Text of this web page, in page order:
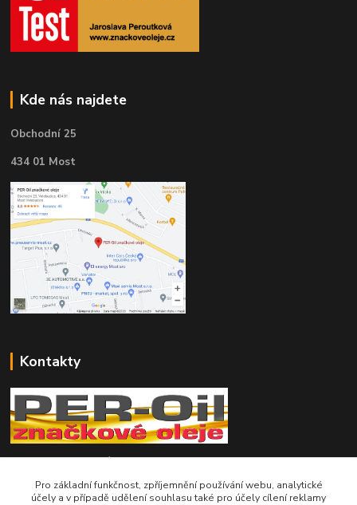
Kde nás najdete
Obchodní 25
434 01 Most
Kontakty
Telefon pro technické dotazy: 775 113 255
Telefon do našeho obchodu : 774 993 479
Pro základní funkčnost, zpříjemnění používání webu, analytické
účely a v případě udělení souhlasu také pro účely cílení reklamy